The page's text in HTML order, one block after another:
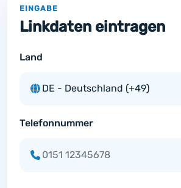
EINGABE
Linkdaten eintragen
Land
Telefonnummer